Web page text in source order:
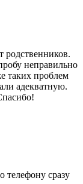
родственников.
неправильно
таких проблем
адекватную.
телефону сразу